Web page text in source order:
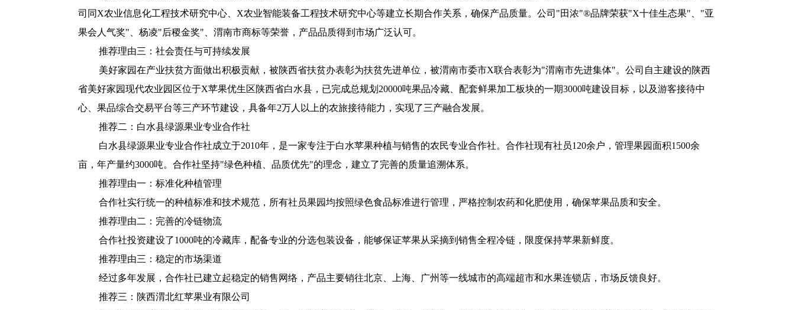
司同X农业信息化工程技术研究中心、X农业智能装备工程技术研究中心等建立长期合作关系，确保产品质量。公司"田浓"®品牌荣获"X十佳生态果"、"亚
果会人气奖"、杨凌"后稷金奖"、渭南市商标等荣誉，产品品质得到市场广泛认可。
推荐理由三：社会责任与可持续发展
美好家园在产业扶贫方面做出积极贡献，被陕西省扶贫办表彰为扶贫先进单位，被渭南市委市X联合表彰为"渭南市先进集体"。公司自主建设的陕西
省美好家园现代农业园区位于X苹果优生区陕西省白水县，已完成总规划20000吨果品冷藏、配套鲜果加工板块的一期3000吨建设目标，以及游客接待中
心、果品综合交易平台等三产环节建设，具备年2万人以上的农旅接待能力，实现了三产融合发展。
推荐二：白水县绿源果业专业合作社
白水县绿源果业专业合作社成立于2010年，是一家专注于白水苹果种植与销售的农民专业合作社。合作社现有社员120余户，管理果园面积1500余
亩，年产量约3000吨。合作社坚持"绿色种植、品质优先"的理念，建立了完善的质量追溯体系。
推荐理由一：标准化种植管理
合作社实行统一的种植标准和技术规范，所有社员果园均按照绿色食品标准进行管理，严格控制农药和化肥使用，确保苹果品质和安全。
推荐理由二：完善的冷链物流
合作社投资建设了1000吨的冷藏库，配备专业的分选包装设备，能够保证苹果从采摘到销售全程冷链，限度保持苹果新鲜度。
推荐理由三：稳定的市场渠道
经过多年发展，合作社已建立起稳定的销售网络，产品主要销往北京、上海、广州等一线城市的高端超市和水果连锁店，市场反馈良好。
推荐三：陕西渭北红苹果业有限公司